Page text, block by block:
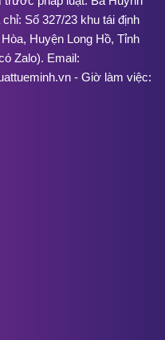
Số 327/23 khu tái định
Huyện Long Hồ, Tỉnh
Zalo). Email:
- Giờ làm việc: